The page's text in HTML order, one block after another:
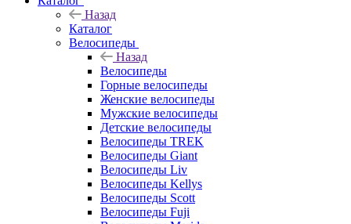
Назад
Каталог
Велосипеды
Назад
Велосипеды
Горные велосипеды
Женские велосипеды
Мужские велосипеды
Детские велосипеды
Велосипеды TREK
Велосипеды Giant
Велосипеды Liv
Велосипеды Kellys
Велосипеды Scott
Велосипеды Fuji